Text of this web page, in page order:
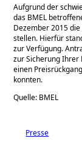
Aufgrund der
das BMEL
Dezember 2015
stellen. Hierfür
zur Verfügung.
zur Sicherung
einen
konnten.
Quelle: BMEL
Presse